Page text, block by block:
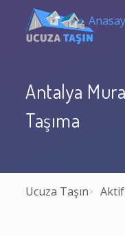
Antalya
Taşıma
Ucuza Taşın